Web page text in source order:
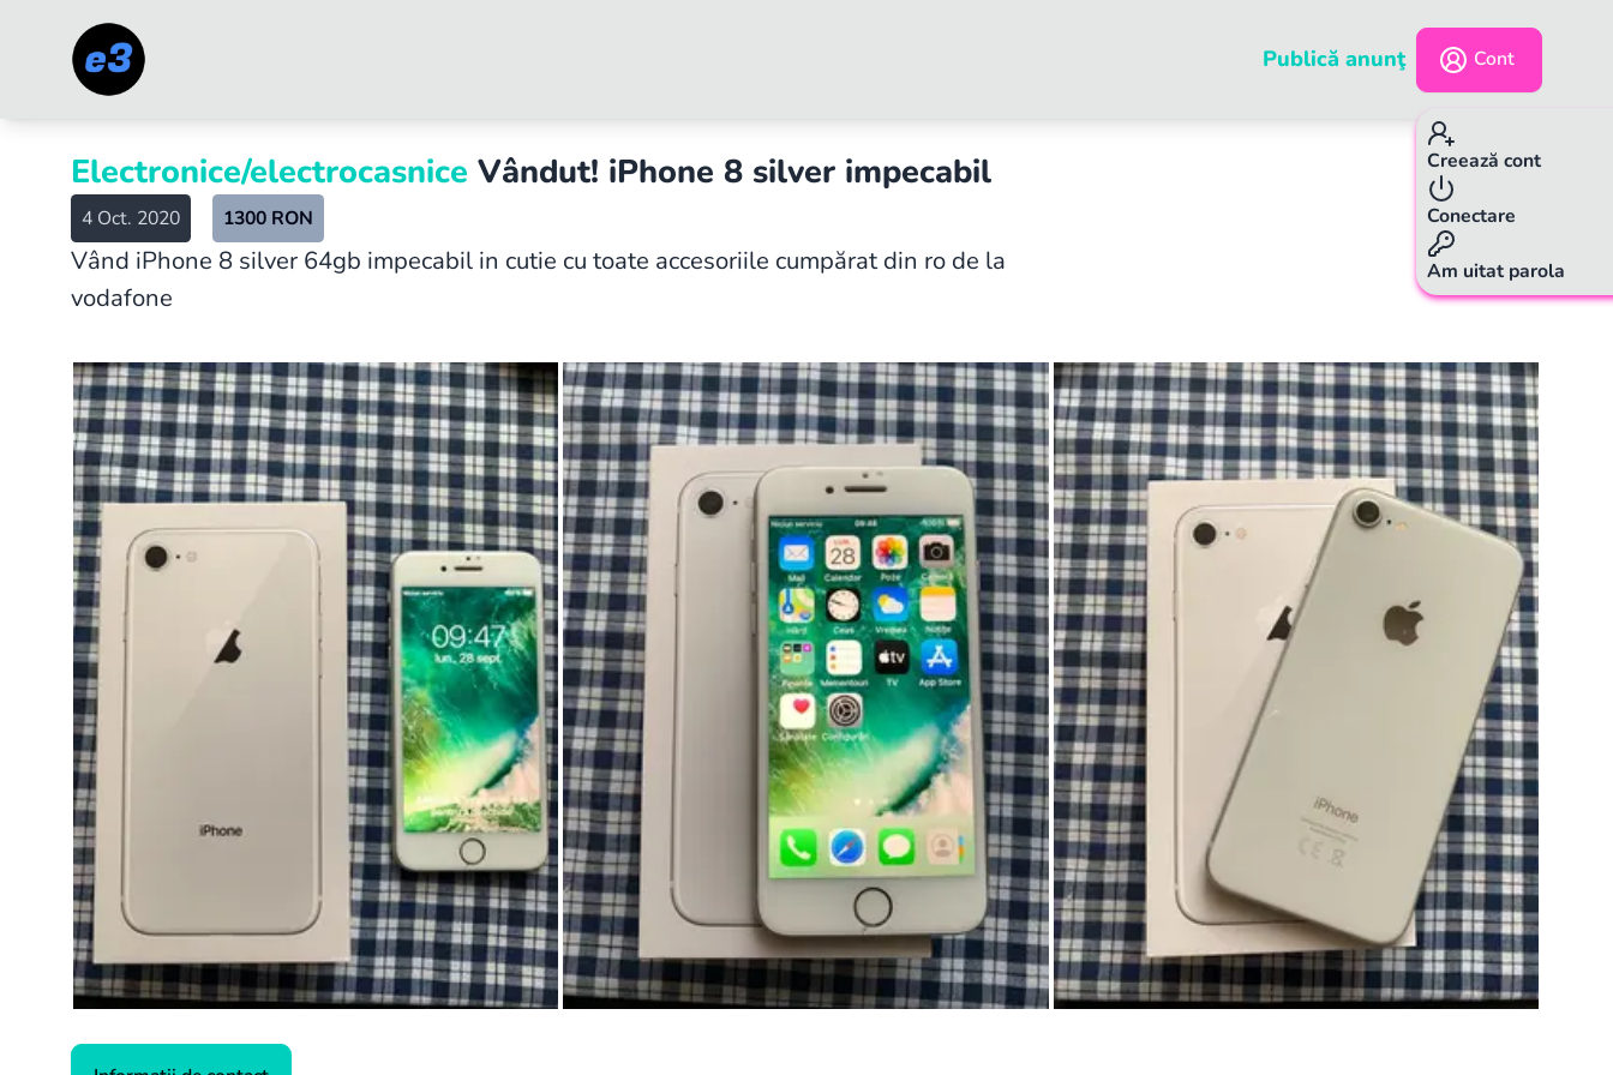
Publică anunţ Cont
Creează cont
Conectare
Am uitat parola
Electronice/electrocasnice Vândut! iPhone 8 silver impecabil
4 Oct. 2020 1300 RON
Vând iPhone 8 silver 64gb impecabil in cutie cu toate accesoriile cumpărat din ro de la
vodafone